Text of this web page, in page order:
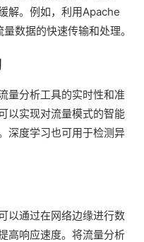
解。例如，利用Apache
数据的快速传输和处理。
量分析工具的实时性和准
以实现对流量模式的智能
深度学习也可用于检测异
以通过在网络边缘进行数
高响应速度。将流量分析